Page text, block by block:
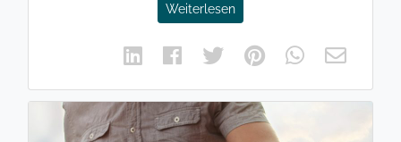
Weiterlesen